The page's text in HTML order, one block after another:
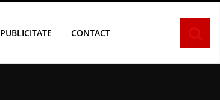
PUBLICITATE CONTACT